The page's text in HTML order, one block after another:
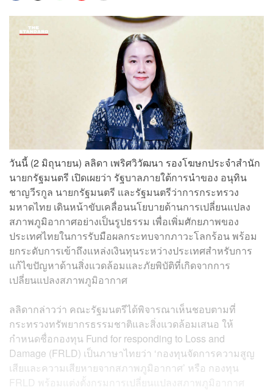
วันนี้ (2 มิถุนายน) ลลิดา เพริศวิวัฒนา รองโฆษกประจำสำนัก
นายกรัฐมนตรี เปิดเผยว่า รัฐบาลภายใต้การนำของ อนุทิน
ชาญวีรกูล นายกรัฐมนตรี และรัฐมนตรีว่าการกระทรวง
มหาดไทย เดินหน้าขับเคลื่อนนโยบายด้านการเปลี่ยนแปลง
สภาพภูมิอากาศอย่างเป็นรูปธรรม เพื่อเพิ่มศักยภาพของ
ประเทศไทยในการรับมือผลกระทบจากภาวะโลกร้อน พร้อม
ยกระดับการเข้าถึงแหล่งเงินทุนระหว่างประเทศสำหรับการ
แก้ไขปัญหาด้านสิ่งแวดล้อมและภัยพิบัติที่เกิดจากการ
เปลี่ยนแปลงสภาพภูมิอากาศ
ลลิดากล่าวว่า คณะรัฐมนตรีได้พิจารณาเห็นชอบตามที่
กระทรวงทรัพยากรธรรมชาติและสิ่งแวดล้อมเสนอ ให้
กำหนดชื่อกองทุน Fund for responding to Loss and
Damage (FRLD) เป็นภาษาไทยว่า ‘กองทุนจัดการความสูญ
เสียและความเสียหายจากสภาพภูมิอากาศ’ หรือ กองทุน
FRLD พร้อมแต่งตั้งกรมการเปลี่ยนแปลงสภาพภูมิอากาศ